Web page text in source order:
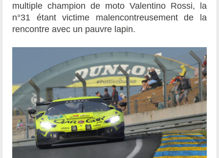
multiple champion de moto Valentino Rossi, la
n°31 étant victime malencontreusement de la
rencontre avec un pauvre lapin.